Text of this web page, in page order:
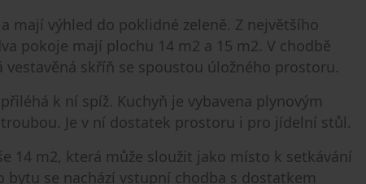
mají výhled do poklidné zeleně. Z největšího
pokoje mají plochu 14 m2 a 15 m2. V chodbě
skříň se spoustou úložného prostoru.
k ní spíž. Kuchyň je vybavena plynovým
Je v ní dostatek prostoru i pro jídelní stůl.
14 m2, která může sloužit jako místo k setkávání
bytu se nachází vstupní chodba s dostatkem